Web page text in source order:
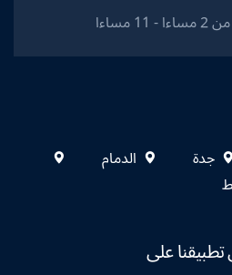
جدة
الدمام
على